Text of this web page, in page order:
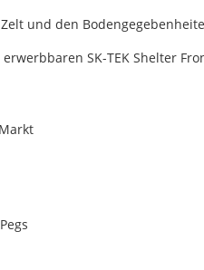
und den
SK-TEK Shelter